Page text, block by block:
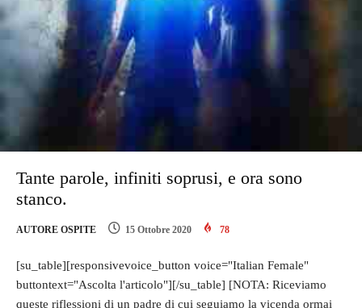
Tante parole, infiniti soprusi, e ora sono
stanco.
AUTORE OSPITE 15 Ottobre 2020 78
[su_table][responsivevoice_button voice="Italian Female"
buttontext="Ascolta l'articolo"][/su_table] [NOTA: Riceviamo
queste riflessioni di un padre di cui seguiamo la vicenda ormai